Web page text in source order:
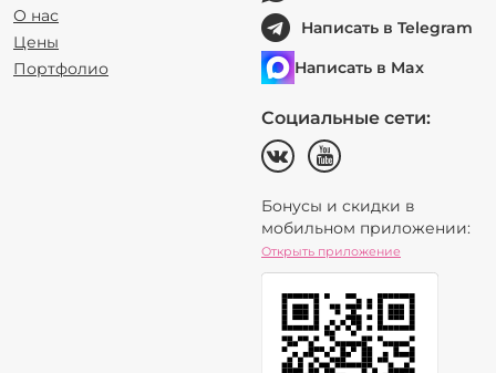
О нас
Цены
Портфолио
Написать в Telegram
Написать в Max
Социальные сети:
Бонусы и скидки в
мобильном приложении:
Открыть приложение